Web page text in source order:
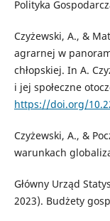
Polityka
Czyżewski, A., &
agrarnej w
chłopskiej. In A.
i jej społeczne
https://doi.org/
Czyżewski, A., &
warunkach
Główny Urząd
2023). Budżety